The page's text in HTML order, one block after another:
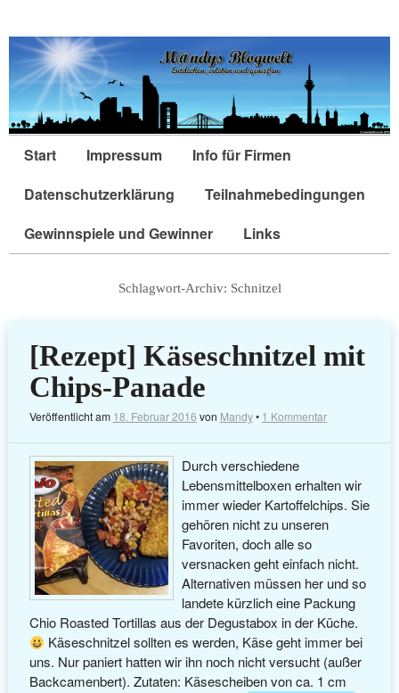
Start Impressum
Info für Firmen
Datenschutzerklärung
Teilnahmebedingungen
Gewinnspiele und Gewinner
Links
Schlagwort-Archiv: Schnitzel
[Rezept] Käseschnitzel mit
Chips-Panade
Veröffentlicht am 18. Februar 2016 von Mandy• 1 Kommentar
Durch verschiedene
Lebensmittelboxen erhalten wir
immer wieder Kartoffelchips. Sie
gehören nicht zu unseren
Favoriten, doch alle so
versnacken geht einfach nicht.
Alternativen müssen her und so
landete kürzlich eine Packung
Chio Roasted Tortillas aus der Degustabox in der Küche.
Käseschnitzel sollten es werden, Käse geht immer bei
uns. Nur paniert hatten wir ihn noch nicht versucht (außer
Backcamenbert). Zutaten: Käsescheiben von ca. 1 cm